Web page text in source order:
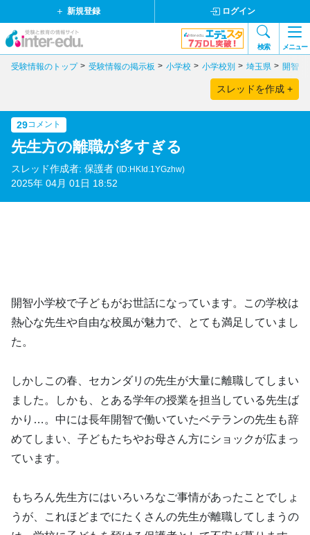
新規登録 ログイン
検索 メニュー
受験情報のトップ 受験情報の掲示板 小学校 小学校別 埼玉県 開智小
スレッドを作成 +
29コメント
先生方の離職が多すぎる
スレッド作成者: 保護者 (ID:HKId.1YGzhw)
2025年 04月 01日 18:52
開智小学校で子どもがお世話になっています。この学校は
熱心な先生や自由な校風が魅力で、とても満足していまし
た。
しかしこの春、セカンダリの先生が大量に離職してしまい
ました。しかも、とある学年の授業を担当している先生ば
かり…。中には長年開智で働いていたベテランの先生も辞
めてしまい、子どもたちやお母さん方にショックが広まっ
ています。
もちろん先生方にはいろいろなご事情があったことでしょ
うが、これほどまでにたくさんの先生が離職してしまうの